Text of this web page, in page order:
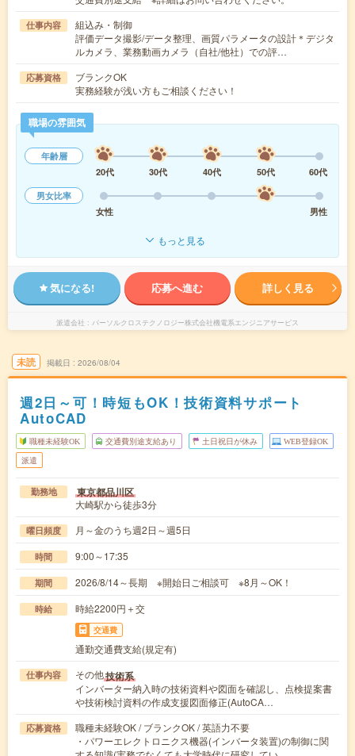
仕事内容
組込み・制御
評価データ撮影/データ整理、画質パラメータの設計＊デジタ
ルカメラ、業務動画カメラ（自社/他社）での評…
応募資格
ブランクOK
実務経験が浅い方もご相談ください！
職場の雰囲気
年齢層
20代
30代 40代 50代
60代
男女比率
女性
男性
もっと見る
気になる! 応募へ進む 詳しく見る
派遣会社 パーソルクロステクノロジー株式会社機電系エンジニアサービス
未読 掲載日 2026/08/04
週2日～可！時短もOK！技術資料サポート
AutoCAD
職種未経験OK 交通費別途支給あり 土日祝日が休み WEB登録OK
派遣
勤務地 東京都品川区
大崎駅から徒歩3分
曜日頻度 月～金のうち週2日～週5日
時間 9:00～17:35
期間 2026/8/14～長期 ※開始日ご相談可 ※8月～OK！
時給 時給2200円＋交
交通費
通勤交通費支給(規定有)
仕事内容 その他技術系
インバーター納入時の技術資料や図面を確認し、点検提案書
や技術検討資料の作成支援図面修正(AutoCA…
応募資格
職種未経験OK / ブランクOK / 英語力不要
・パワーエレクトロニクス機器(インバータ装置)の制御に関